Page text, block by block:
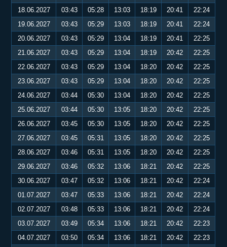
18.06.2027
03:43 05:28 13:03 18:19 20:41
22:24
19.06.2027
03:43 05:29 13:03 18:19 20:41
22:24
20.06.2027
03:43 05:29 13:04 18:19 20:41
22:25
21.06.2027
03:43 05:29 13:04 18:19 20:42
22:25
22.06.2027
03:43 05:29 13:04 18:20 20:42
22:25
23.06.2027
03:43 05:29 13:04 18:20 20:42
22:25
24.06.2027
03:44 05:30 13:04 18:20 20:42
22:25
25.06.2027
03:44 05:30 13:05 18:20 20:42
22:25
26.06.2027
03:45 05:30 13:05 18:20 20:42
22:25
27.06.2027
03:45 05:31 13:05 18:20 20:42
22:25
28.06.2027
03:46 05:31 13:05 18:20 20:42
22:25
29.06.2027
03:46 05:32 13:06 18:21 20:42
22:25
30.06.2027
03:47 05:32 13:06 18:21 20:42
22:24
01.07.2027
03:47 05:33 13:06 18:21 20:42
22:24
02.07.2027
03:48 05:33 13:06 18:21 20:42
22:24
03.07.2027
03:49 05:34 13:06 18:21 20:42
22:23
04.07.2027
03:50 05:34 13:06 18:21 20:42
22:23